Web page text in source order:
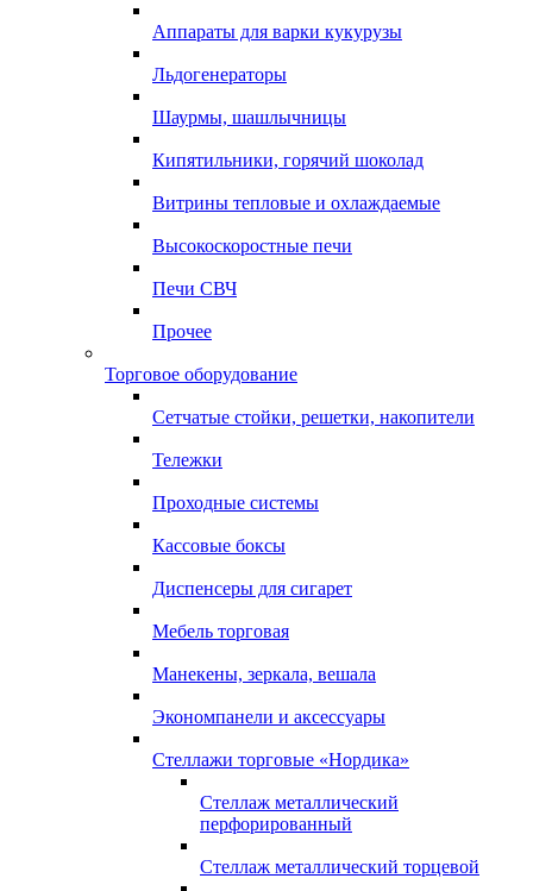
Аппараты для варки кукурузы
Льдогенераторы
Шаурмы, шашлычницы
Кипятильники, горячий шоколад
Витрины тепловые и охлаждаемые
Высокоскоростные печи
Печи СВЧ
Прочее
Торговое оборудование
Сетчатые стойки, решетки, накопители
Тележки
Проходные системы
Кассовые боксы
Диспенсеры для сигарет
Мебель торговая
Манекены, зеркала, вешала
Экономпанели и аксессуары
Стеллажи торговые «Нордика»
Стеллаж металлический
перфорированный
Стеллаж металлический торцевой